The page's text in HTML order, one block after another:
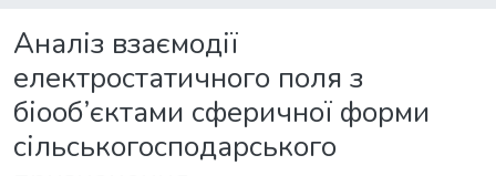
Аналіз взаємодії
електростатичного поля з
біооб’єктами сферичної форми
сільськогосподарського